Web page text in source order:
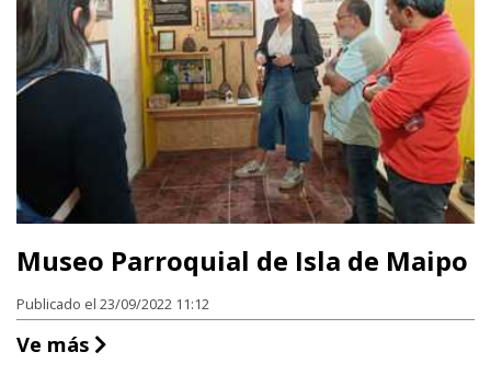
Museo Parroquial de Isla de Maipo
Publicado el 23/09/2022 11:12
Ve más Museo Parroquial de Isla de Maipo